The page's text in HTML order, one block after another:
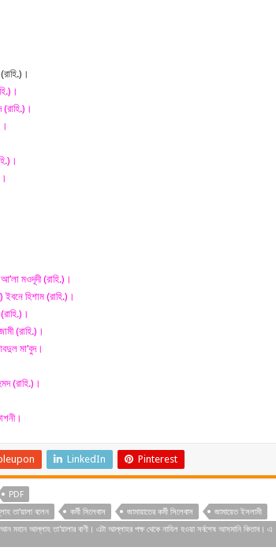
মওদূদী (রাহি.)।
ইবনে হিশাম (রাহি.)।
(রাহি.)।
মা’বুদ।
(রাহি.)।
LinkedIn Pinterest
PDF
তা'য়ালা বলেন
কর্মী সিলেবাস জামায়াতের কর্মী সিলেবাস
জামায়েত ইসলামী
আল্লাহ তা'য়ালার বাণী। এটা আল্লাহর পক্ষ থেকে নাযিল হওয়া সর্বশেষ আসমানি কিতাব। এ